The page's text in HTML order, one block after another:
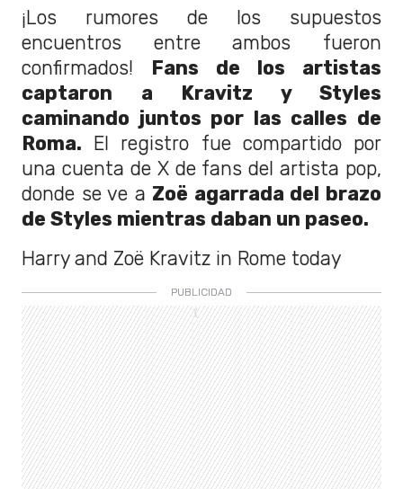
¡Los rumores de los supuestos
encuentros entre ambos fueron
confirmados! Fans de los artistas
captaron a Kravitz y Styles
caminando juntos por las calles de
Roma. El registro fue compartido por
una cuenta de X de fans del artista pop,
donde se ve a Zoë agarrada del brazo
de Styles mientras daban un paseo.
Harry and Zoë Kravitz in Rome today